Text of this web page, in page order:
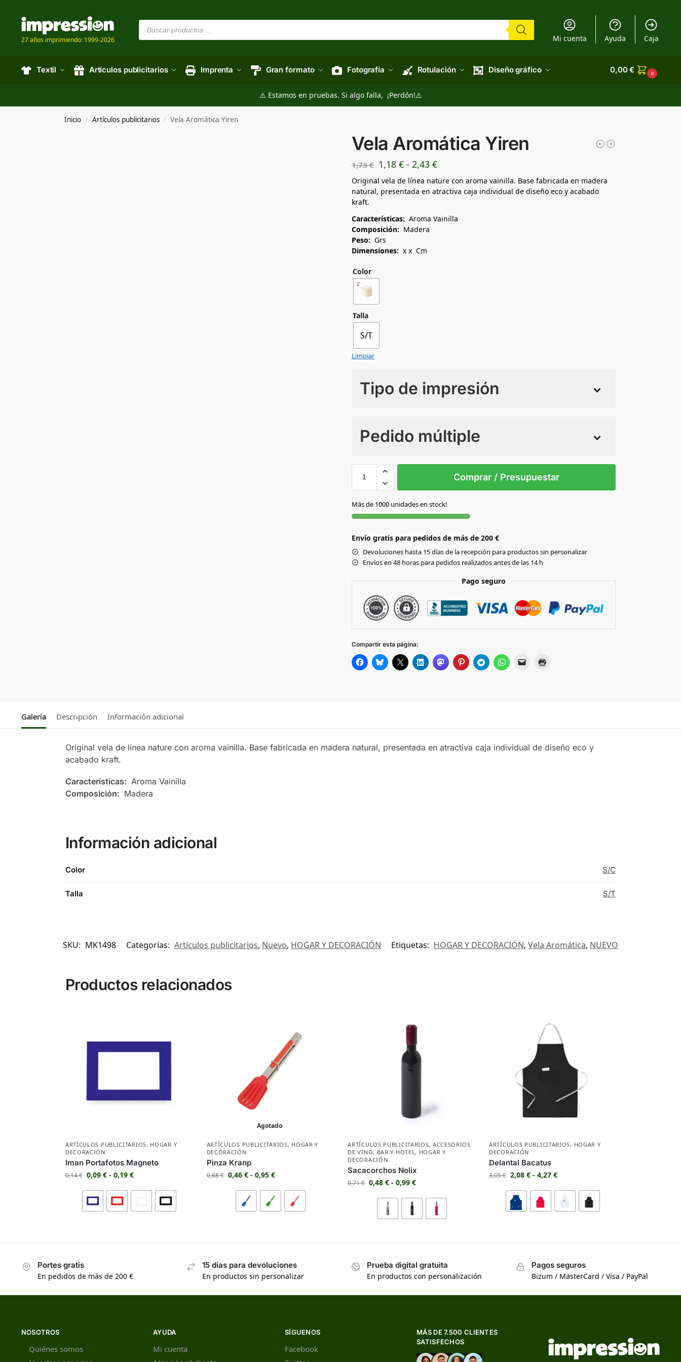
27 años imprimiendo: 1999-2026 Mi cuenta Ayuda Caja
Textil Artículos publicitarios Imprenta Gran formato Fotografía Rotulación Diseño gráfico 0,00€ 0
⚠️ Estamos en pruebas. Si algo falla, ¡Perdón!⚠️
Inicio / Artículos publicitarios / Vela Aromática Yiren
Vela Aromática Yiren
1,73€ 1,18 € - 2,43 €
Original vela de línea nature con aroma vainilla. Base fabricada en madera
natural, presentada en atractiva caja individual de diseño eco y acabado
kraft.
Características: Aroma Vainilla
Composición: Madera
Peso: Grs
Dimensiones: x x Cm
Color
Talla
S/T
Limpiar
Tipo de impresión
Pedido múltiple
Comprar / Presupuestar
Más de 1000 unidades en stock!
Envío gratis para pedidos de más de 200 €
Devoluciones hasta 15 días de la recepción para productos sin personalizar
Envíos en 48 horas para pedidos realizados antes de las 14 h
Pago seguro
Compartir esta página:
Galería Descripción Información adicional
Original vela de línea nature con aroma vainilla. Base fabricada en madera natural, presentada en atractiva caja individual de diseño eco y
acabado kraft.
Características: Aroma Vainilla
Composición: Madera
Información adicional
Color S/C
Talla S/T
SKU: MK1498 Categorías: Artículos publicitarios, Nuevo, HOGAR Y DECORACIÓN Etiquetas: HOGAR Y DECORACIÓN, Vela Aromática, NUEVO
Productos relacionados
ARTÍCULOS PUBLICITARIOS, HOGAR Y
DECORACIÓN
Iman Portafotos Magneto
0,14€ 0,09 € - 0,19 €
Agotado
ARTÍCULOS PUBLICITARIOS, HOGAR Y
DECORACIÓN
Pinza Kranp
0,68€ 0,46 € - 0,95 €
ARTÍCULOS PUBLICITARIOS, ACCESORIOS
DE VINO, BAR Y HOTEL, HOGAR Y
DECORACIÓN
Sacacorchos Nolix
0,71€ 0,48€ - 0,99€
ARTÍCULOS PUBLICITARIOS, HOGAR Y
DECORACIÓN
Delantal Bacatus
3,05€ 2,08€ - 4,27€
Portes gratis
En pedidos de más de 200 €
15 días para devoluciones
En productos sin personalizar
Prueba digital gratuita
En productos con personalización
Pagos seguros
Bizum / MasterCard / Visa / PayPal
NOSOTROS
Quiénes somos
AYUDA
Mi cuenta
SÍGUENOS
Facebook
MÁS DE 7.500 CLIENTES
SATISFECHOS